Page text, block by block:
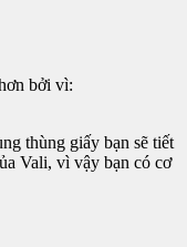
bởi vì:
thùng giấy bạn sẽ tiết
Vali, vì vậy bạn có cơ